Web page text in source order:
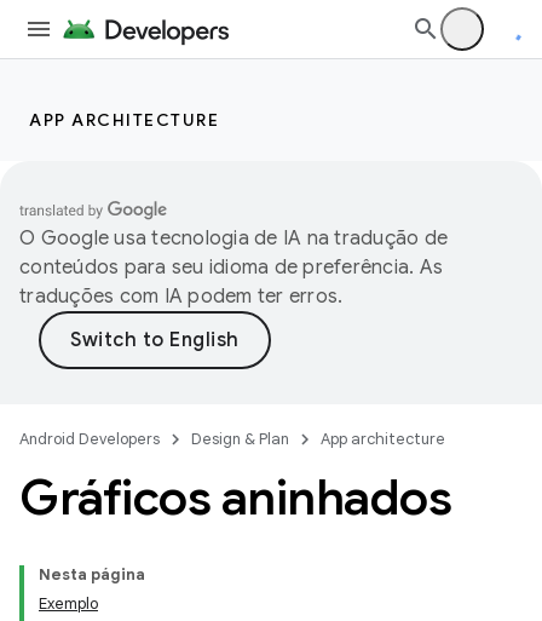
APP ARCHITECTURE
O Google usa tecnologia de IA na tradução de
conteúdos para seu idioma de preferência. As
traduções com IA podem ter erros.
Android Developers Design & Plan App architecture
Gráficos aninhados
Nesta página
Exemplo